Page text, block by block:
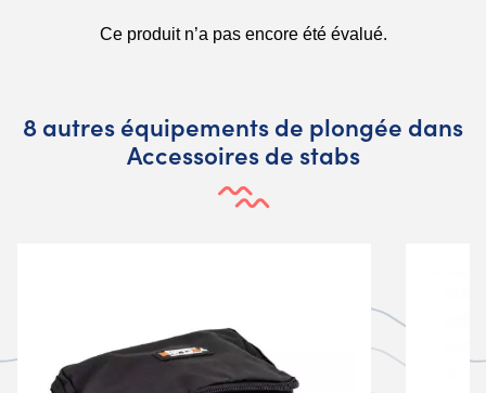
8 autres équipements de plongée dans
Accessoires de stabs